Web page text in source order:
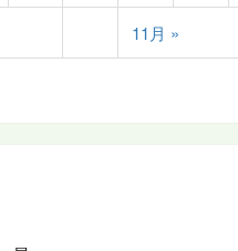
11月 »